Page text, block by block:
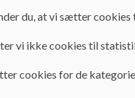
uddannelsessted for
du, at vi sætter
vi ikke cookies til
cookies for de